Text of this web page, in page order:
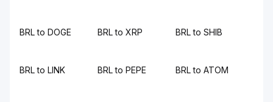
BRL to DOGE BRL to XRP BRL to SHIB
BRL to LINK BRL to PEPE BRL to ATOM